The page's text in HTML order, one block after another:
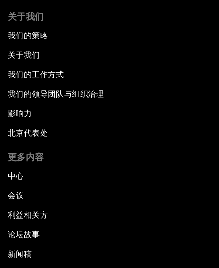
关于我们
我们的策略
关于我们
我们的工作方式
我们的领导团队与组织治理
影响力
北京代表处
更多内容
中心
会议
利益相关方
论坛故事
新闻稿